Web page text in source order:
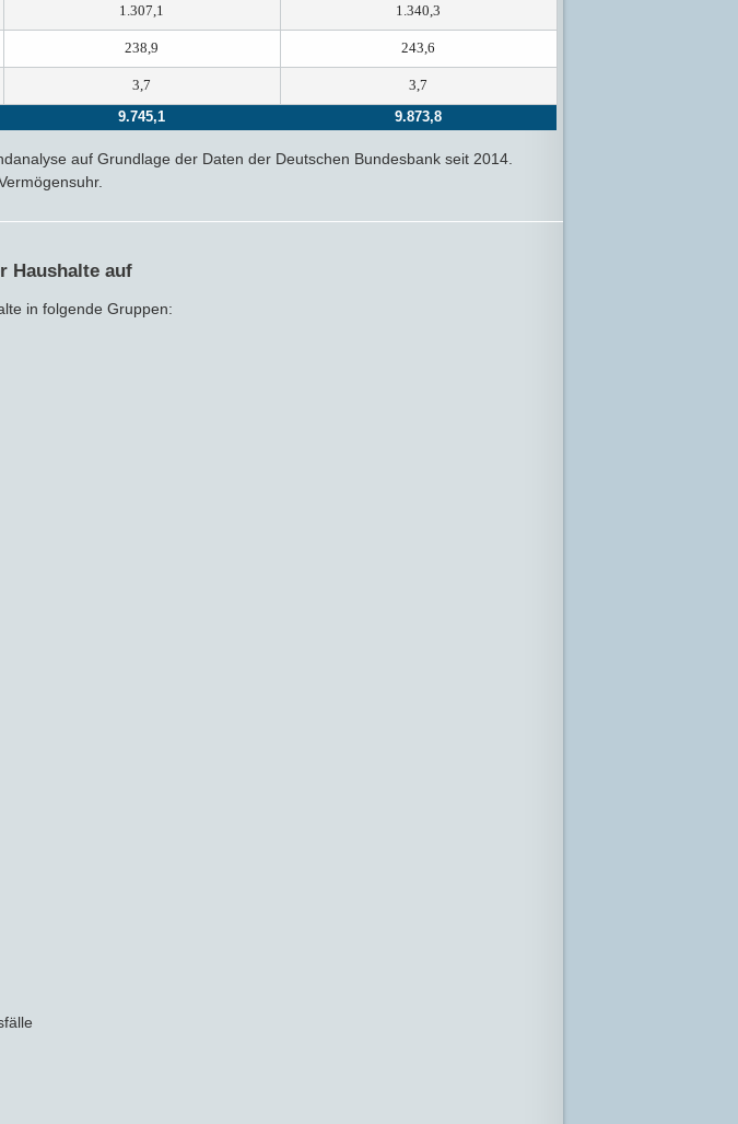
1.307,1 1.340,3
238,9 243,6
3,7 3,7
9.745,1 9.873,8
auf Grundlage der Daten der Deutschen Bundesbank seit 2014.
Haushalte auf
in folgende Gruppen: